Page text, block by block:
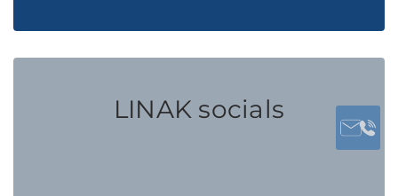
LINAK socials